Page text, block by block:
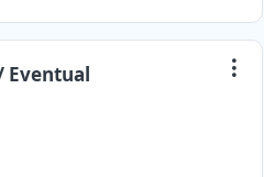
Eventual